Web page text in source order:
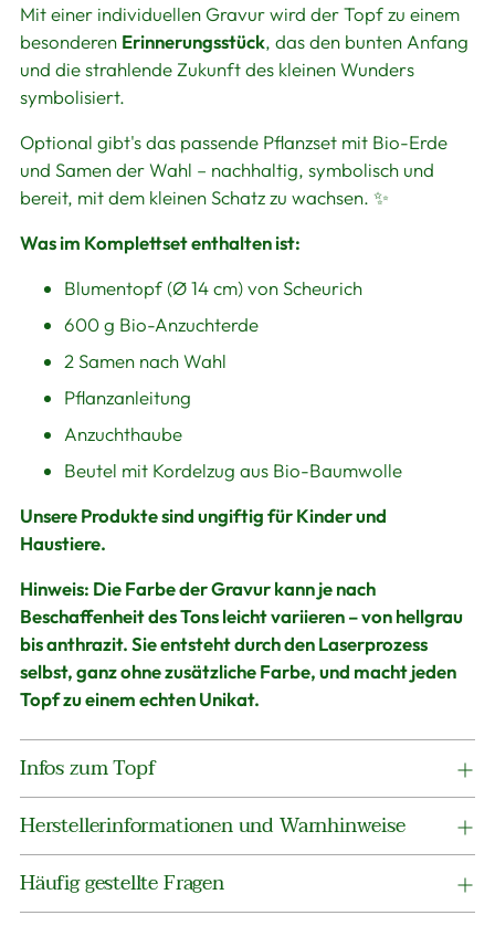
Mit einer individuellen Gravur wird der Topf zu einem
besonderen Erinnerungsstück, das den bunten Anfang
und die strahlende Zukunft des kleinen Wunders
symbolisiert.
Optional gibt's das passende Pflanzset mit Bio-Erde
und Samen der Wahl – nachhaltig, symbolisch und
bereit, mit dem kleinen Schatz zu wachsen. ✨
Was im Komplettset enthalten ist:
Blumentopf (Ø 14 cm) von Scheurich
600 g Bio-Anzuchterde
2 Samen nach Wahl
Pflanzanleitung
Anzuchthaube
Beutel mit Kordelzug aus Bio-Baumwolle
Unsere Produkte sind ungiftig für Kinder und
Haustiere.
Hinweis: Die Farbe der Gravur kann je nach
Beschaffenheit des Tons leicht variieren – von hellgrau
bis anthrazit. Sie entsteht durch den Laserprozess
selbst, ganz ohne zusätzliche Farbe, und macht jeden
Topf zu einem echten Unikat.
Infos zum Topf
Herstellerinformationen und Warnhinweise
Häufig gestellte Fragen